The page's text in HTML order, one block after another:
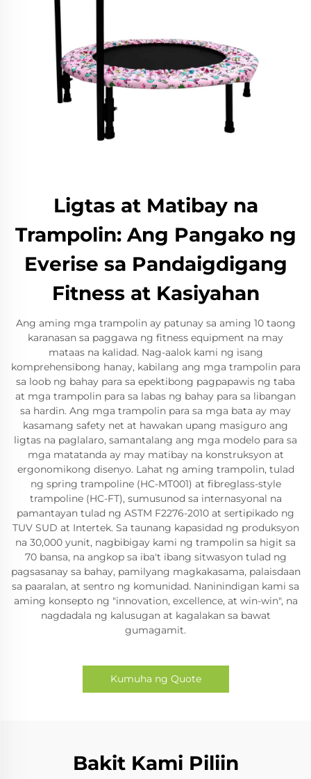
Ligtas at Matibay na
Trampolin: Ang Pangako ng
Everise sa Pandaigdigang
Fitness at Kasiyahan
Ang aming mga trampolin ay patunay sa aming 10 taong
karanasan sa paggawa ng fitness equipment na may
mataas na kalidad. Nag-aalok kami ng isang
komprehensibong hanay, kabilang ang mga trampolin para
sa loob ng bahay para sa epektibong pagpapawis ng taba
at mga trampolin para sa labas ng bahay para sa libangan
sa hardin. Ang mga trampolin para sa mga bata ay may
kasamang safety net at hawakan upang masiguro ang
ligtas na paglalaro, samantalang ang mga modelo para sa
mga matatanda ay may matibay na konstruksyon at
ergonomikong disenyo. Lahat ng aming trampolin, tulad
ng spring trampoline (HC-MT001) at fibreglass-style
trampoline (HC-FT), sumusunod sa internasyonal na
pamantayan tulad ng ASTM F2276-2010 at sertipikado ng
TUV SUD at Intertek. Sa taunang kapasidad ng produksyon
na 30,000 yunit, nagbibigay kami ng trampolin sa higit sa
70 bansa, na angkop sa iba't ibang sitwasyon tulad ng
pagsasanay sa bahay, pamilyang magkakasama, palaisdaan
sa paaralan, at sentro ng komunidad. Naninindigan kami sa
aming konsepto ng "innovation, excellence, at win-win", na
nagdadala ng kalusugan at kagalakan sa bawat
gumagamit.
Kumuha ng Quote
Bakit Kami Piliin